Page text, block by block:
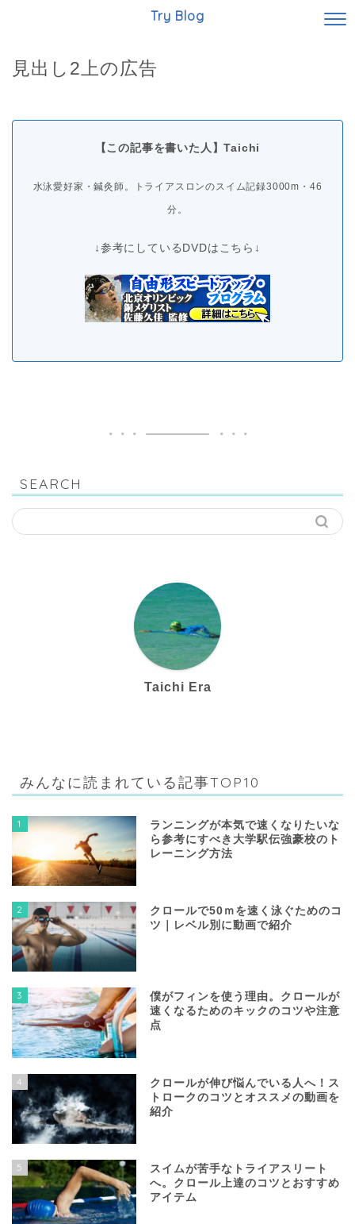
Try Blog
見出し2上の広告
【この記事を書いた人】Taichi
水泳愛好家・鍼灸師。トライアスロンのスイム記録3000m・46
分。
↓参考にしているDVDはこちら↓
SEARCH
Taichi Era
みんなに読まれている記事TOP10
1
ランニングが本気で速くなりたいな
ら参考にすべき大学駅伝強豪校のト
レーニング方法
2
クロールで50ｍを速く泳ぐためのコ
ツ｜レベル別に動画で紹介
3
僕がフィンを使う理由。クロールが
速くなるためのキックのコツや注意
点
4
クロールが伸び悩んでいる人へ！ス
トロークのコツとオススメの動画を
紹介
5
スイムが苦手なトライアスリート
へ。クロール上達のコツとおすすめ
アイテム